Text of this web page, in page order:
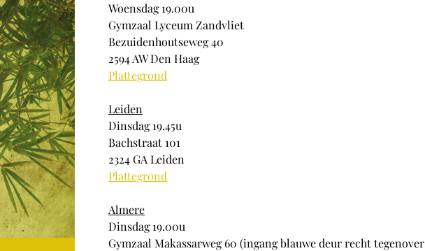
Woensdag 19.00u
Gymzaal Lyceum Zandvliet
Bezuidenhoutseweg 40
2594 AW Den Haag
Plattegrond
Leiden
Dinsdag 19.45u
Bachstraat 101
2324 GA Leiden
Plattegrond
Almere
Dinsdag 19.00u
Gymzaal Makassarweg 60 (ingang blauwe deur recht tegenover